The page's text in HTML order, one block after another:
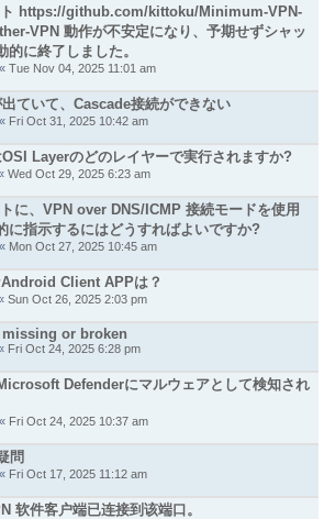
ト https://github.com/kittoku/Minimum-VPN-
VPN 動作が不安定になり、予期せずシャッ
的に終了しました。
« Tue Nov 04, 2025 11:01 am
ていて、Cascade接続ができない
« Fri Oct 31, 2025 10:42 am
Layerのどのレイヤーで実行されますか?
Wed Oct 29, 2025 6:23 am
に、VPN over DNS/ICMP 接続モードを使用
に指示するにはどうすればよいですか?
« Mon Oct 27, 2025 10:45 am
Client APPは？
Sun Oct 26, 2025 2:03 pm
missing or broken
Fri Oct 24, 2025 6:28 pm
Defenderにマルウェアとして検知され
« Fri Oct 24, 2025 10:37 am
問
« Fri Oct 17, 2025 11:12 am
软件客户端已连接到该端口。